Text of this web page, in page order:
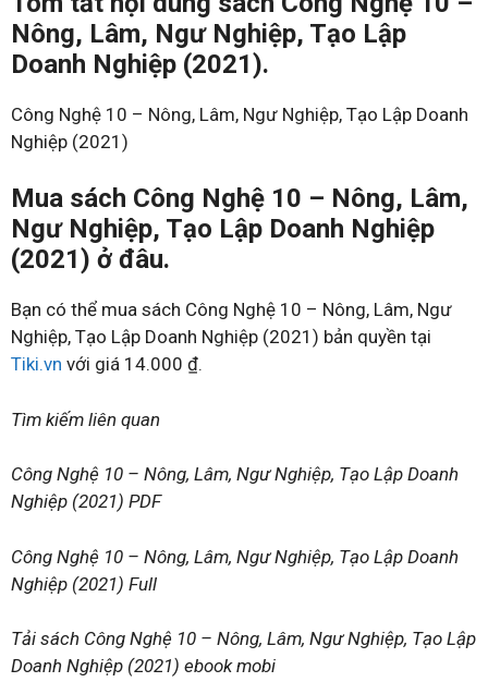
Nông, Lâm, Ngư Nghiệp, Tạo Lập
Doanh Nghiệp (2021).
Công Nghệ 10 – Nông, Lâm, Ngư Nghiệp, Tạo Lập Doanh
Nghiệp (2021)
Mua sách Công Nghệ 10 – Nông, Lâm,
Ngư Nghiệp, Tạo Lập Doanh Nghiệp
(2021) ở đâu.
Bạn có thể mua sách Công Nghệ 10 – Nông, Lâm, Ngư
Nghiệp, Tạo Lập Doanh Nghiệp (2021) bản quyền tại
Tiki.vn với giá 14.000 ₫.
Tìm kiếm liên quan
Công Nghệ 10 – Nông, Lâm, Ngư Nghiệp, Tạo Lập Doanh
Nghiệp (2021) PDF
Công Nghệ 10 – Nông, Lâm, Ngư Nghiệp, Tạo Lập Doanh
Nghiệp (2021) Full
Tải sách Công Nghệ 10 – Nông, Lâm, Ngư Nghiệp, Tạo Lập
Doanh Nghiệp (2021) ebook mobi